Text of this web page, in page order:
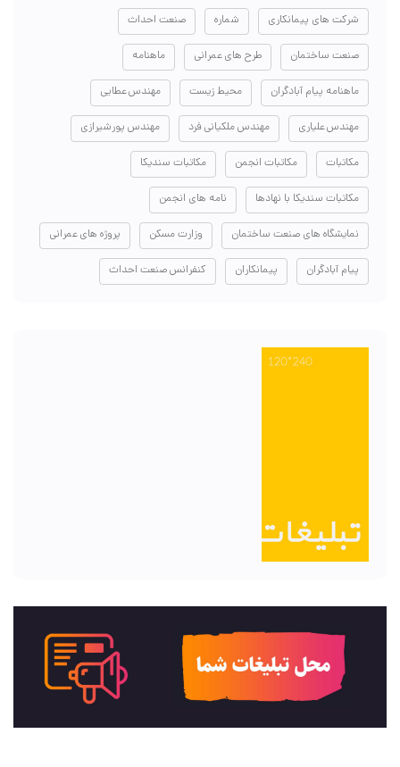
شرکت های پیمانکاری شماره صنعت احداث
صنعت ساختمان طرح های عمرانی ماهنامه
ماهنامه پیام آبادگران محیط زیست مهندس عطایی
مهندس علیاری مهندس ملکیانی فرد مهندس پورشیرازی
مکاتبات مکاتبات انجمن مکاتبات سندیکا
مکاتبات سندیکا با نهادها نامه های انجمن
نمایشگاه های صنعت ساختمان وزارت مسکن پروژه های عمرانی
پیام آبادگران پیمانکاران کنفرانس صنعت احداث